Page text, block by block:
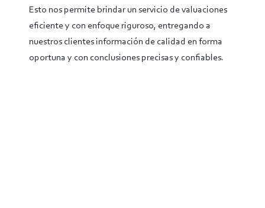
Esto nos permite brindar un servicio de valuaciones
eficiente y con enfoque riguroso, entregando a
nuestros clientes información de calidad en forma
oportuna y con conclusiones precisas y confiables.